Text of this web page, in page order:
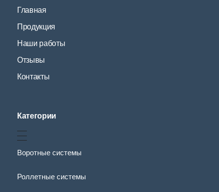
Главная
Продукция
Наши работы
Отзывы
Контакты
Категории
Воротные системы
Роллетные системы